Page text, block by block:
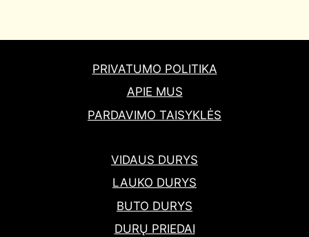
PRIVATUMO POLITIKA
APIE MUS
PARDAVIMO TAISYKLĖS
VIDAUS DURYS
LAUKO DURYS
BUTO DURYS
DURŲ PRIEDAI